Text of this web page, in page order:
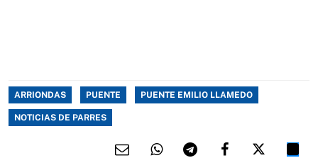
ARRIONDAS PUENTE PUENTE EMILIO LLAMEDO
NOTICIAS DE PARRES